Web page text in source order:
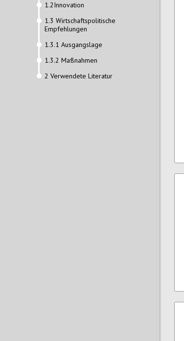
1.2Innovation
1.3 Wirtschaftspolitische
Empfehlungen
1.3.1 Ausgangslage
1.3.2 Maßnahmen
2 Verwendete Literatur